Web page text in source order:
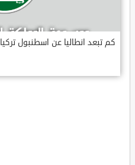
كم تبعد انطاليا عن اسطنبول تركيا